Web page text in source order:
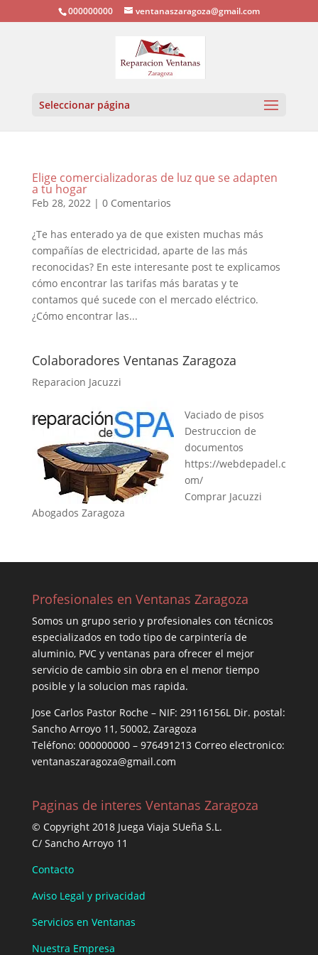
000000000 ventanaszaragoza@gmail.com
Seleccionar página
Elige comercializadoras de luz que se adapten
a tu hogar
Feb 28, 2022| 0 Comentarios
¿Te has enterado ya de que existen muchas más
compañías de electricidad, aparte de las más
reconocidas? En este interesante post te explicamos
cómo encontrar las tarifas más baratas y te
contamos qué sucede con el mercado eléctrico.
¿Cómo encontrar las...
Colaboradores Ventanas Zaragoza
Reparacion Jacuzzi
Vaciado de pisos
Destruccion de
documentos
https://webdepadel.c
om/
Comprar Jacuzzi
Abogados Zaragoza
Profesionales en Ventanas Zaragoza
Somos un grupo serio y profesionales con técnicos
especializados en todo tipo de carpintería de
aluminio, PVC y ventanas para ofrecer el mejor
servicio de cambio sin obra en el menor tiempo
posible y la solucion mas rapida.
Jose Carlos Pastor Roche – NIF: 29116156L Dir. postal:
Sancho Arroyo 11, 50002, Zaragoza
Teléfono: 000000000 – 976491213 Correo electronico:
ventanaszaragoza@gmail.com
Paginas de interes Ventanas Zaragoza
© Copyright 2018 Juega Viaja SUeña S.L.
C/ Sancho Arroyo 11
Contacto
Aviso Legal y privacidad
Servicios en Ventanas
Nuestra Empresa